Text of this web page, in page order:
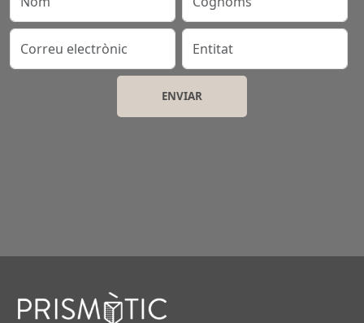
Correu electrònic Entitat